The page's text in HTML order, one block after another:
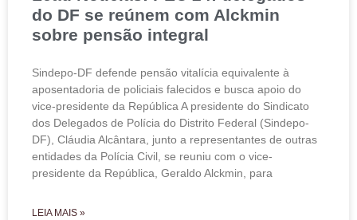
do DF se reúnem com Alckmin
sobre pensão integral
Sindepo-DF defende pensão vitalícia equivalente à
aposentadoria de policiais falecidos e busca apoio do
vice-presidente da República A presidente do Sindicato
dos Delegados de Polícia do Distrito Federal (Sindepo-
DF), Cláudia Alcântara, junto a representantes de outras
entidades da Polícia Civil, se reuniu com o vice-
presidente da República, Geraldo Alckmin, para
LEIA MAIS »